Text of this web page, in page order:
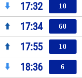
17:32 10
17:34 60
17:55 10
18:36 6